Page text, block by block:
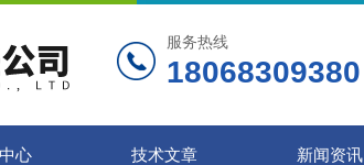
服务热线
18068309380
心 技术文章 新闻资讯